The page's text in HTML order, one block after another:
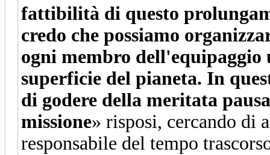
fattibilità di questo
credo che possiamo
ogni membro dell'equipaggio
superficie del pianeta. In
di godere della meritata
missione» risposi, cercando di
responsabile del tempo